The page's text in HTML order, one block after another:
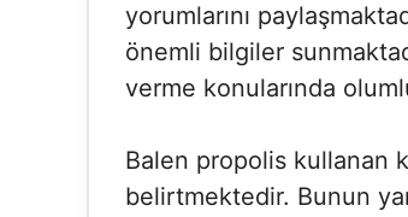
yorumlarını
önemli bilgiler
verme konularında
Balen propolis kullanan
belirtmektedir. Bunun